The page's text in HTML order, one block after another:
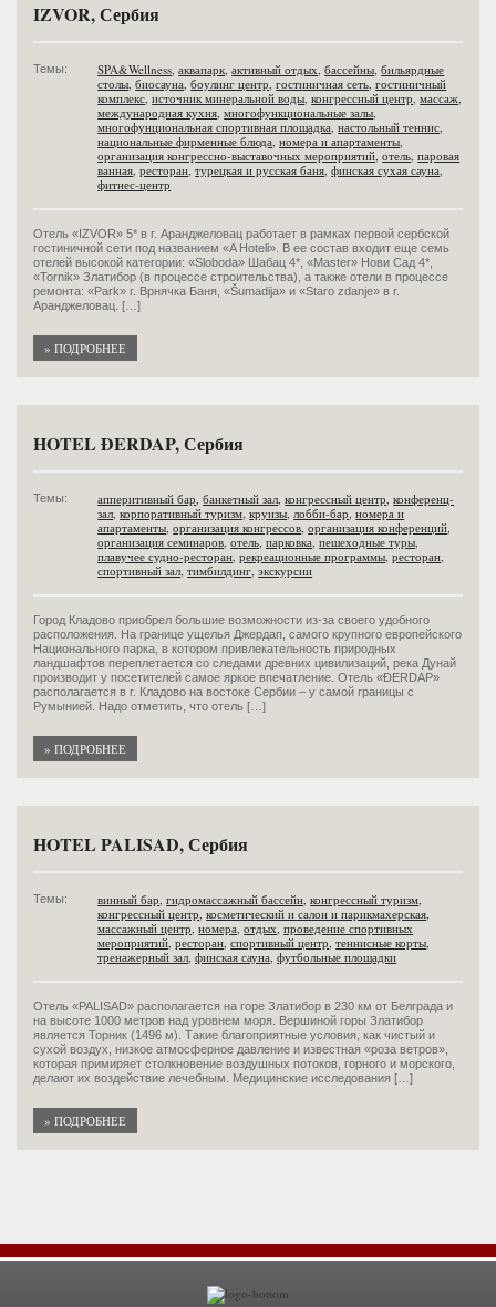
IZVOR, Сербия
Темы: SPA&Wellness,аквапарк,активный отдых,бассейны,бильярдные
столы,биосауна,боулинг центр,гостиничная сеть,гостиничный
комплекс,источник минеральной воды,конгрессный центр,массаж,
международная кухня,многофункциональные залы,
многофунциональная спортивная площадка,настольный теннис,
национальные фирменные блюда,номера и апартаменты,
организация конгрессно-выставочных мероприятий,отель,паровая
ванная,ресторан,турецкая и русская баня,финская сухая сауна,
фитнес-центр
Отель «IZVOR» 5* в г. Аранджеловац работает в рамках первой сербской
гостиничной сети под названием «A Hoteli». В ее состав входит еще семь
отелей высокой категории: «Sloboda» Шабац 4*, «Master» Нови Сад 4*,
«Tornik» Златибор (в процессе строительства), а также отели в процессе
ремонта: «Park» г. Врнячка Баня, «Šumadija» и «Staro zdanje» в г.
Аранджеловац. […]
» ПОДРОБНЕЕ
HOTEL ĐERDAP, Сербия
Темы: апперитивный бар,банкетный зал,конгрессный центр,конференц-
зал,корпоративный туризм,круизы,лобби-бар,номера и
апартаменты,организация конгрессов,организация конференций,
организация семинаров,отель,парковка,пешеходные туры,
плавучее судно-ресторан,рекреационные программы,ресторан,
спортивный зал,тимбилдинг,экскурсии
Город Кладово приобрел большие возможности из-за своего удобного
расположения. На границе ущелья Джердап, самого крупного европейского
Национального парка, в котором привлекательность природных
ландшафтов переплетается со следами древних цивилизаций, река Дунай
производит у посетителей самое яркое впечатление. Отель «ĐERDAP»
располагается в г. Кладово на востоке Сербии – у самой границы с
Румынией. Надо отметить, что отель […]
» ПОДРОБНЕЕ
HOTEL PALISAD, Сербия
Темы: винный бар,гидромассажный бассейн,конгрессный туризм,
конгрессный центр,косметический и салон и парикмахерская,
массажный центр,номера,отдых,проведение спортивных
мероприятий,ресторан,спортивный центр,теннисные корты,
тренажерный зал,финская сауна,футбольные площадки
Отель «PALISAD» располагается на горе Златибор в 230 км от Белграда и
на высоте 1000 метров над уровнем моря. Вершиной горы Златибор
является Торник (1496 м). Такие благоприятные условия, как чистый и
сухой воздух, низкое атмосферное давление и известная «роза ветров»,
которая примиряет столкновение воздушных потоков, горного и морского,
делают их воздействие лечебным. Медицинские исследования […]
» ПОДРОБНЕЕ